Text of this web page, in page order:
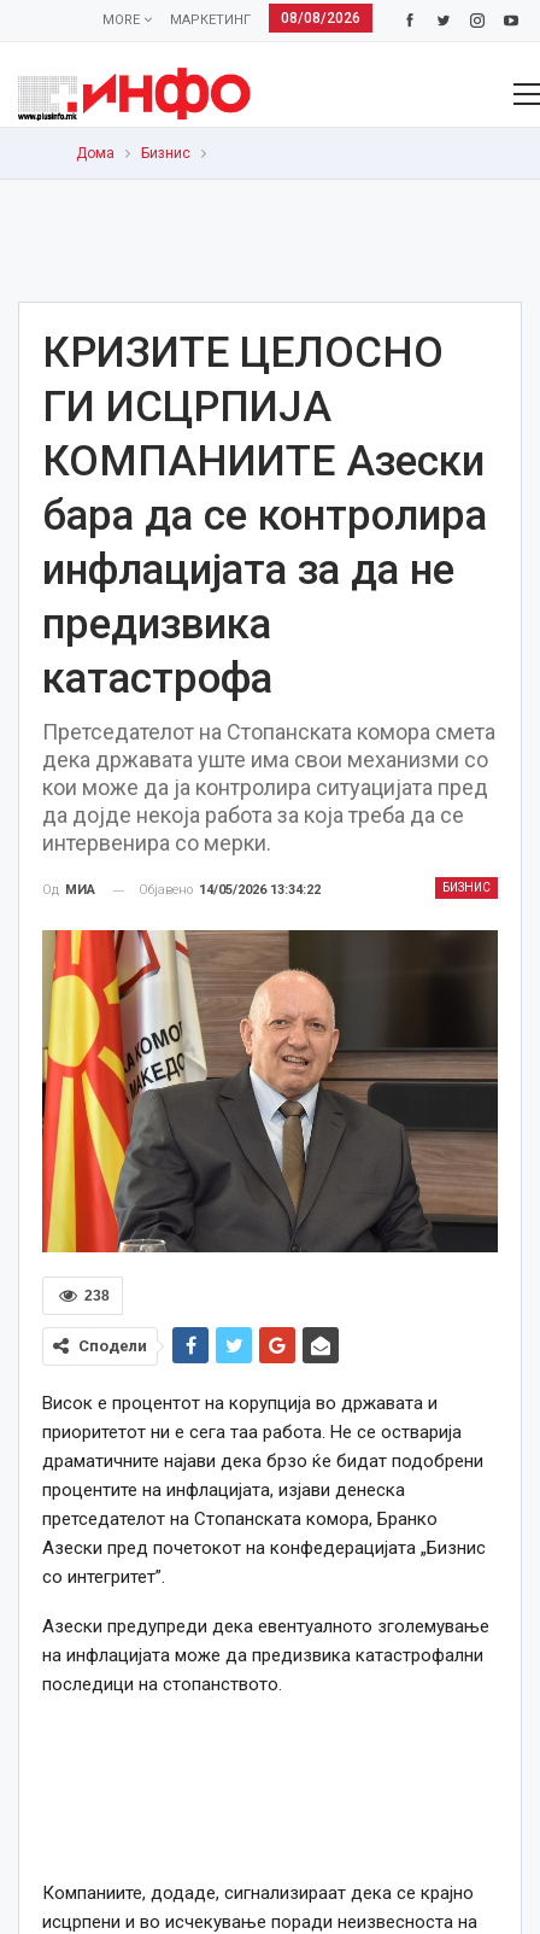
08/08/2026
МАРКЕТИНГ
MORE
Дома Бизнис
КРИЗИТЕ ЦЕЛОСНО
ГИ ИСЦРПИЈА
КОМПАНИИТЕ Азески
бара да се контролира
инфлацијата за да не
предизвика
катастрофа
Претседателот на Стопанската комора смета
дека државата уште има свои механизми со
кои може да ја контролира ситуацијата пред
да дојде некоја работа за која треба да се
интервенира со мерки.
БИЗНИС
Од МИА Објавено 14/05/2026 13:34:22
238
Сподели
Висок е процентот на корупција во државата и
приоритетот ни е сега таа работа. Не се остварија
драматичните најави дека брзо ќе бидат подобрени
процентите на инфлацијата, изјави денеска
претседателот на Стопанската комора, Бранко
Азески пред почетокот на конфедерацијата „Бизнис
со интегритет”.
Азески предупреди дека евентуалното зголемување
на инфлацијата може да предизвика катастрофални
последици на стопанството.
Компаниите, додаде, сигнализираат дека се крајно
исцрпени и во исчекување поради неизвесноста на